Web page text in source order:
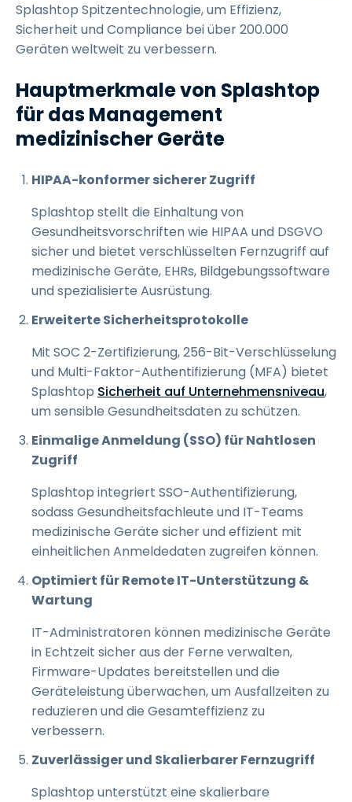
Splashtop Spitzentechnologie, um Effizienz,
Sicherheit und Compliance bei über 200.000
Geräten weltweit zu verbessern.
Hauptmerkmale von Splashtop
für das Management
medizinischer Geräte
HIPAA-konformer sicherer Zugriff
Splashtop stellt die Einhaltung von
Gesundheitsvorschriften wie HIPAA und DSGVO
sicher und bietet verschlüsselten Fernzugriff auf
medizinische Geräte, EHRs, Bildgebungssoftware
und spezialisierte Ausrüstung.
Erweiterte Sicherheitsprotokolle
Mit SOC 2-Zertifizierung, 256-Bit-Verschlüsselung
und Multi-Faktor-Authentifizierung (MFA) bietet
Splashtop Sicherheit auf Unternehmensniveau,
um sensible Gesundheitsdaten zu schützen.
Einmalige Anmeldung (SSO) für Nahtlosen
Zugriff
Splashtop integriert SSO-Authentifizierung,
sodass Gesundheitsfachleute und IT-Teams
medizinische Geräte sicher und effizient mit
einheitlichen Anmeldedaten zugreifen können.
Optimiert für Remote IT-Unterstützung &
Wartung
IT-Administratoren können medizinische Geräte
in Echtzeit sicher aus der Ferne verwalten,
Firmware-Updates bereitstellen und die
Geräteleistung überwachen, um Ausfallzeiten zu
reduzieren und die Gesamteffizienz zu
verbessern.
Zuverlässiger und Skalierbarer Fernzugriff
Splashtop unterstützt eine skalierbare